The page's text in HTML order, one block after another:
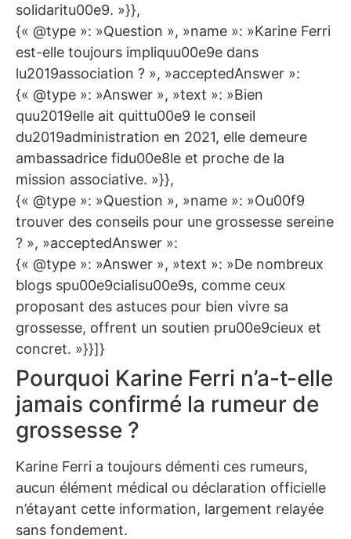
solidaritu00e9. »}},
{« @type »: »Question », »name »: »Karine Ferri
est-elle toujours impliquu00e9e dans
lu2019association ? », »acceptedAnswer »:
{« @type »: »Answer », »text »: »Bien
quu2019elle ait quittu00e9 le conseil
du2019administration en 2021, elle demeure
ambassadrice fidu00e8le et proche de la
mission associative. »}},
{« @type »: »Question », »name »: »Ou00f9
trouver des conseils pour une grossesse sereine
? », »acceptedAnswer »:
{« @type »: »Answer », »text »: »De nombreux
blogs spu00e9cialisu00e9s, comme ceux
proposant des astuces pour bien vivre sa
grossesse, offrent un soutien pru00e9cieux et
concret. »}}]}
Pourquoi Karine Ferri n’a-t-elle
jamais confirmé la rumeur de
grossesse ?
Karine Ferri a toujours démenti ces rumeurs,
aucun élément médical ou déclaration officielle
n’étayant cette information, largement relayée
sans fondement.